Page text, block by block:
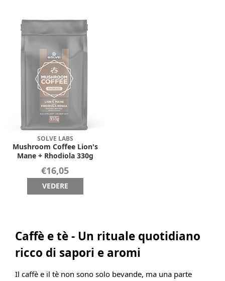
SOLVE LABS
Mushroom Coffee Lion's
Mane + Rhodiola 330g
€16,05
VEDERE
Caffè e tè - Un rituale quotidiano
ricco di sapori e aromi
Il caffè e il tè non sono solo bevande, ma una parte